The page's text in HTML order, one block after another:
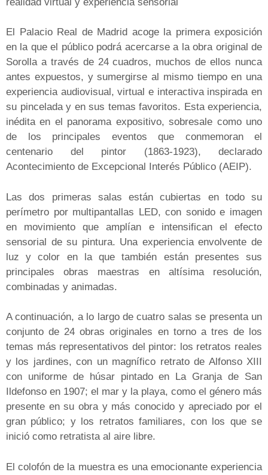
El Palacio Real de Madrid acoge la primera exposición
en la que el público podrá acercarse a la obra original de
Sorolla a través de 24 cuadros, muchos de ellos nunca
antes expuestos, y sumergirse al mismo tiempo en una
experiencia audiovisual, virtual e interactiva inspirada en
su pincelada y en sus temas favoritos. Esta experiencia,
inédita en el panorama expositivo, sobresale como uno
de los principales eventos que conmemoran el
centenario del pintor (1863-1923), declarado
Acontecimiento de Excepcional Interés Público (AEIP).
Las dos primeras salas están cubiertas en todo su
perímetro por multipantallas LED, con sonido e imagen
en movimiento que amplían e intensifican el efecto
sensorial de su pintura. Una experiencia envolvente de
luz y color en la que también están presentes sus
principales obras maestras en altísima resolución,
combinadas y animadas.
A continuación, a lo largo de cuatro salas se presenta un
conjunto de 24 obras originales en torno a tres de los
temas más representativos del pintor: los retratos reales
y los jardines, con un magnífico retrato de Alfonso XIII
con uniforme de húsar pintado en La Granja de San
Ildefonso en 1907; el mar y la playa, como el género más
presente en su obra y más conocido y apreciado por el
gran público; y los retratos familiares, con los que se
inició como retratista al aire libre.
El colofón de la muestra es una emocionante experiencia